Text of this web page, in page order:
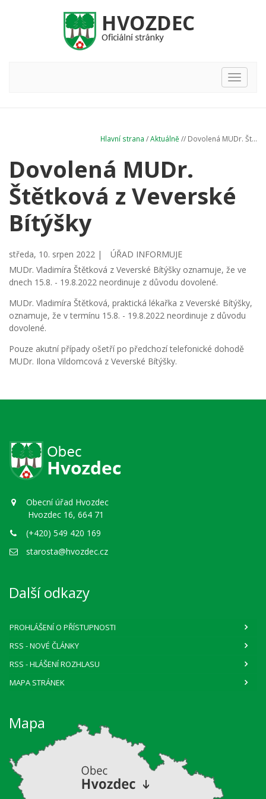
Hlavní
nabídka
Hlavní strana /Aktuálně // Dovolená MUDr. Št...
Dovolená MUDr.
Štětková z Veverské
Bítýšky
středa, 10. srpen 2022 |
ÚŘAD INFORMUJE
MUDr. Vladimíra Štětková z Veverské Bítýšky oznamuje, že ve
dnech 15.8. - 19.8.2022 neordinuje z důvodu dovolené.
MUDr. Vladimíra Štětková, praktická lékařka z Veverské Bítýšky,
oznamuje, že v termínu 15.8. - 19.8.2022 neordinuje z důvodu
dovolené.
Pouze akutní případy ošetří po předchozí telefonické dohodě
MUDr. Ilona Vildomcová z Veverské Bítýšky.
Obecní úřad Hvozdec
Hvozdec 16, 664 71
(+420) 549 420 169
starosta@hvozdec.cz
Další odkazy
PROHLÁŠENÍ O PŘÍSTUPNOSTI
RSS - NOVÉ ČLÁNKY
RSS - HLÁŠENÍ ROZHLASU
MAPA STRÁNEK
Mapa